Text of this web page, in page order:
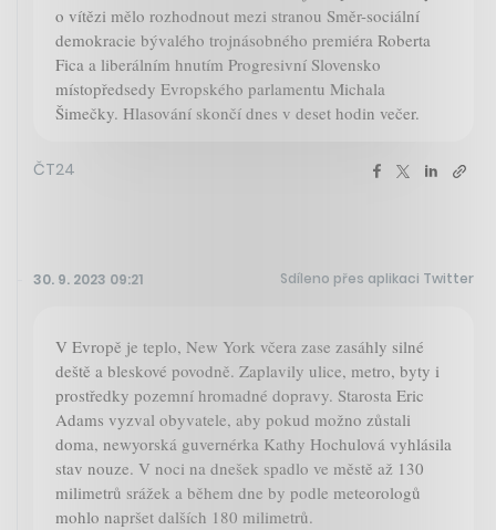
o vítězi mělo rozhodnout mezi stranou Směr-sociální
demokracie bývalého trojnásobného premiéra Roberta
Fica a liberálním hnutím Progresivní Slovensko
místopředsedy Evropského parlamentu Michala
Šimečky. Hlasování skončí dnes v deset hodin večer.
ČT24
30. 9. 2023 09:21 Sdíleno přes aplikaci Twitter
V Evropě je teplo, New York včera zase zasáhly silné
deště a bleskové povodně. Zaplavily ulice, metro, byty i
prostředky pozemní hromadné dopravy. Starosta Eric
Adams vyzval obyvatele, aby pokud možno zůstali
doma, newyorská guvernérka Kathy Hochulová vyhlásila
stav nouze. V noci na dnešek spadlo ve městě až 130
milimetrů srážek a během dne by podle meteorologů
mohlo napršet dalších 180 milimetrů.